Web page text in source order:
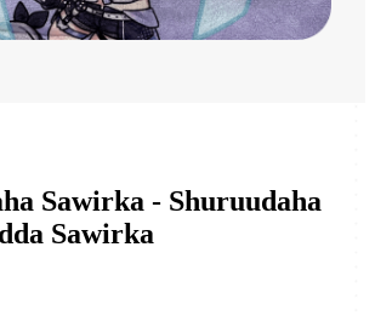
Sawirka - Shuruudaha
Sawirka